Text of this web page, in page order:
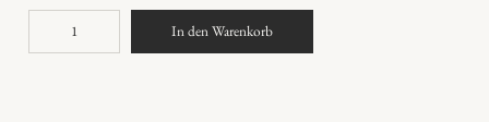
b
In den Warenkorb